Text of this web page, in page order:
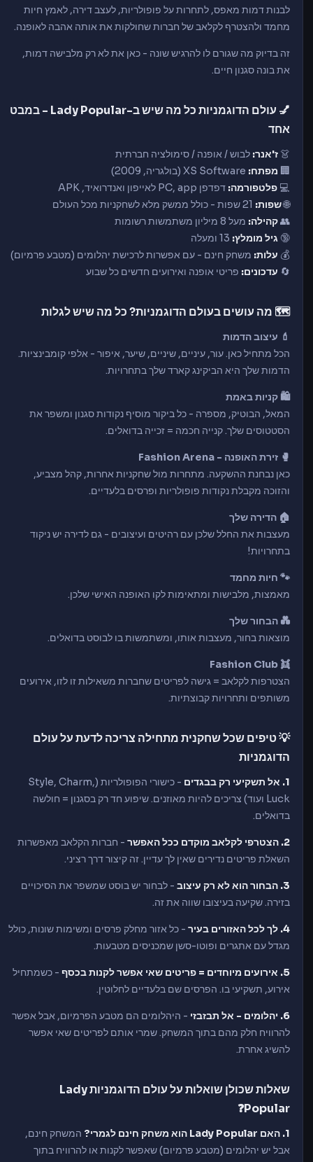
לבנות דמות מאפס, לתחרות על פופולריות, לעצב דירה, לאמץ חיות
מחמד ולהצטרף לקלאב של חברות שחולקות את אותה אהבה לאופנה.
זה בדיוק מה שגורם לו להרגיש שונה - כאן את לא רק מלבישה דמות,
את בונה סגנון חיים.
💅 עולם הדוגמניות כל מה שיש ב-Lady Popular - במבט
אחד
👗 ז'אנר: לבוש / אופנה / סימולציה חברתית
🏢 מפתח:
💻 פלטפורמה: דפדפן PC, app לאייפון ואנדרואיד, APK
🌐שפות:
👥קהילה: מעל 8 מיליון משתמשות רשומות
🔞 גיל מומלץ:
💰 עלות: משחק חינם - עם אפשרות לרכישת יהלומים (מטבע פרמיום)
🔄 עדכונים: פריטי אופנה ואירועים חדשים כל שבוע
🗺️ מה עושים בעולם הדוגמניות? כל מה שיש לגלות
💄 עיצוב הדמות
הכל מתחיל כאן. עור, עיניים, שיניים, שיער, איפור - אלפי קומבינציות.
הדמות שלך היא הביקינג קארד שלך בתחרויות.
🛍️ קניות באמת
המאל, הבוטיק, מספרה - כל ביקור מוסיף נקודות סגנון ומשפר את
הסטטוסים שלך. קנייה חכמה = זכייה בדואלים.
🥊 זירת האופנה - Fashion Arena
כאן נבחנת ההשקעה. מתחרות מול שחקניות אחרות, קהל מצביע,
והזוכה מקבלת נקודות פופולריות ופרסים בלעדיים.
🏠 הדירה שלך
מעצבות את החלל שלכן עם רהיטים ועיצובים - גם לדירה יש ניקוד
בתחרויות!
🐾 חיות מחמד
מאמצות, מלבישות ומתאימות לקו האופנה האישי שלכן.
💑 הבחור שלך
מוצאות בחור, מעצבות אותו, ומשתמשות בו לבוסט בדואלים.
👯 Fashion Club
הצטרפות לקלאב = גישה לפריטים שחברות משאילות זו לזו, אירועים
משותפים ותחרויות קבוצתיות.
💡 טיפים שכל שחקנית מתחילה צריכה לדעת על עולם
הדוגמניות
1. אל תשקיעי רק בבגדים
- כישורי הפופולריות (Style, Charm,
Luck ועוד) צריכים להיות מאוזנים. שיפוע חד רק בסגנון = חולשה
בדואלים.
2. הצטרפי לקלאב מוקדם ככל האפשר
- חברות הקלאב מאפשרות
השאלת פריטים נדירים שאין לך עדיין. זה קיצור דרך רציני.
3. הבחור הוא לא רק עיצוב
- לבחור יש בוסט שמשפר את הסיכויים
בזירה. שקיעה בעיצובו שווה את זה.
4. לך לכל האזורים בעיר
- כל אזור מחלק פרסים ומשימות שונות, כולל
מגדל עם אתגרים ופוטו-סשן שמכניסים מטבעות.
5. אירועים מיוחדים = פריטים שאי אפשר לקנות בכסף
- כשמתחיל
אירוע, תשקיעי בו. הפרסים שם בלעדיים לחלוטין.
6. יהלומים - אל תבזבזי
- היהלומים הם מטבע הפרמיום, אבל אפשר
להרוויח חלק מהם בתוך המשחק. שמרי אותם לפריטים שאי אפשר
להשיג אחרת.
שאלות שכולן שואלות על עולם הדוגמניות Lady
Popular❓
1. האם Lady Popular הוא משחק חינם לגמרי?
המשחק חינם,
אבל יש יהלומים (מטבע פרמיום) שאפשר לקנות או להרוויח בתוך